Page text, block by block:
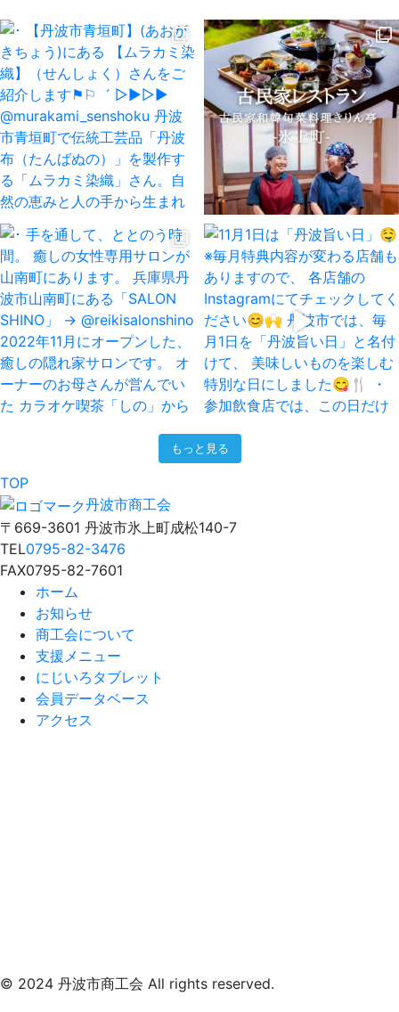
もっと見る
TOP
丹波市商工会
〒669-3601 丹波市氷上町成松140-7
TEL0795-82-3476
FAX0795-82-7601
ホーム
お知らせ
商工会について
支援メニュー
にじいろタブレット
会員データベース
アクセス
© 2024 丹波市商工会 All rights reserved.